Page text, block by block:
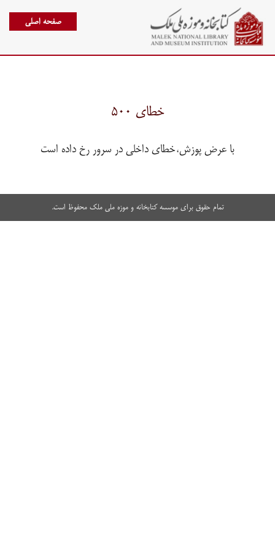
صفحه اصلی
خطای ۵۰۰
با عرض پوزش،خطای داخلی در سرور رخ داده است
تمام حقوق برای موسسه کتابخانه و موزه ملی ملک محفوظ است.